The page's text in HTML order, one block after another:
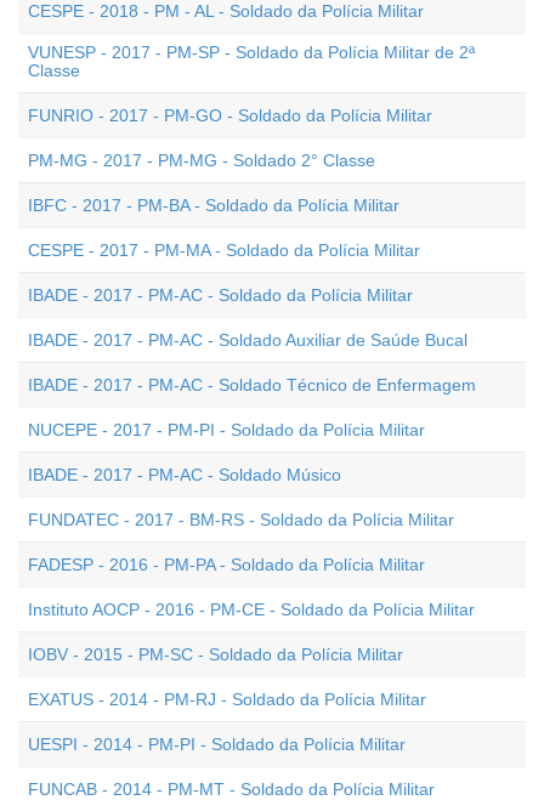
CESPE - 2018 - PM - AL - Soldado da Polícia Militar
VUNESP - 2017 - PM-SP - Soldado da Polícia Militar de 2ª
Classe
FUNRIO - 2017 - PM-GO - Soldado da Polícia Militar
PM-MG - 2017 - PM-MG - Soldado 2° Classe
IBFC - 2017 - PM-BA - Soldado da Polícia Militar
CESPE - 2017 - PM-MA - Soldado da Polícia Militar
IBADE - 2017 - PM-AC - Soldado da Polícia Militar
IBADE - 2017 - PM-AC - Soldado Auxiliar de Saúde Bucal
IBADE - 2017 - PM-AC - Soldado Técnico de Enfermagem
NUCEPE - 2017 - PM-PI - Soldado da Polícia Militar
IBADE - 2017 - PM-AC - Soldado Músico
FUNDATEC - 2017 - BM-RS - Soldado da Polícia Militar
FADESP - 2016 - PM-PA - Soldado da Polícia Militar
Instituto AOCP - 2016 - PM-CE - Soldado da Polícia Militar
IOBV - 2015 - PM-SC - Soldado da Polícia Militar
EXATUS - 2014 - PM-RJ - Soldado da Polícia Militar
UESPI - 2014 - PM-PI - Soldado da Polícia Militar
FUNCAB - 2014 - PM-MT - Soldado da Polícia Militar